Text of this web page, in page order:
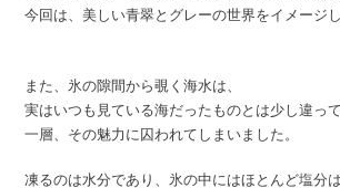
今回は、美しい青翠とグレーの世界をイメージし
また、氷の隙間から覗く海水は、
実はいつも見ている海だったものとは少し違っ
一層、その魅力に囚われてしまいました。
凍るのは水分であり、氷の中にはほとんど塩分